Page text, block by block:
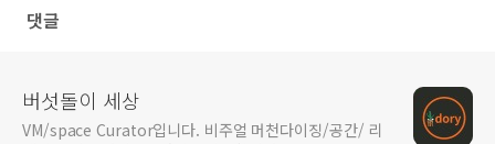
댓글
버섯돌이 세상
VM/space Curator입니다. 비주얼 머천다이징/공간/ 리